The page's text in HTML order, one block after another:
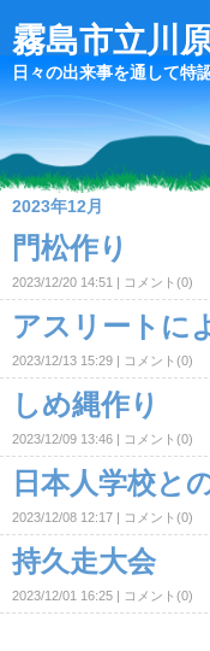
霧島市立川
日々の出来事を通して特
2023年12月
門松作り
2023/12/20 14:51 コメント(0)
アスリートに
2023/12/13 15:29 コメント(0)
しめ縄作り
2023/12/09 13:46 コメント(0)
日本人学校と
2023/12/08 12:17 コメント(0)
持久走大会
2023/12/01 16:25 コメント(0)